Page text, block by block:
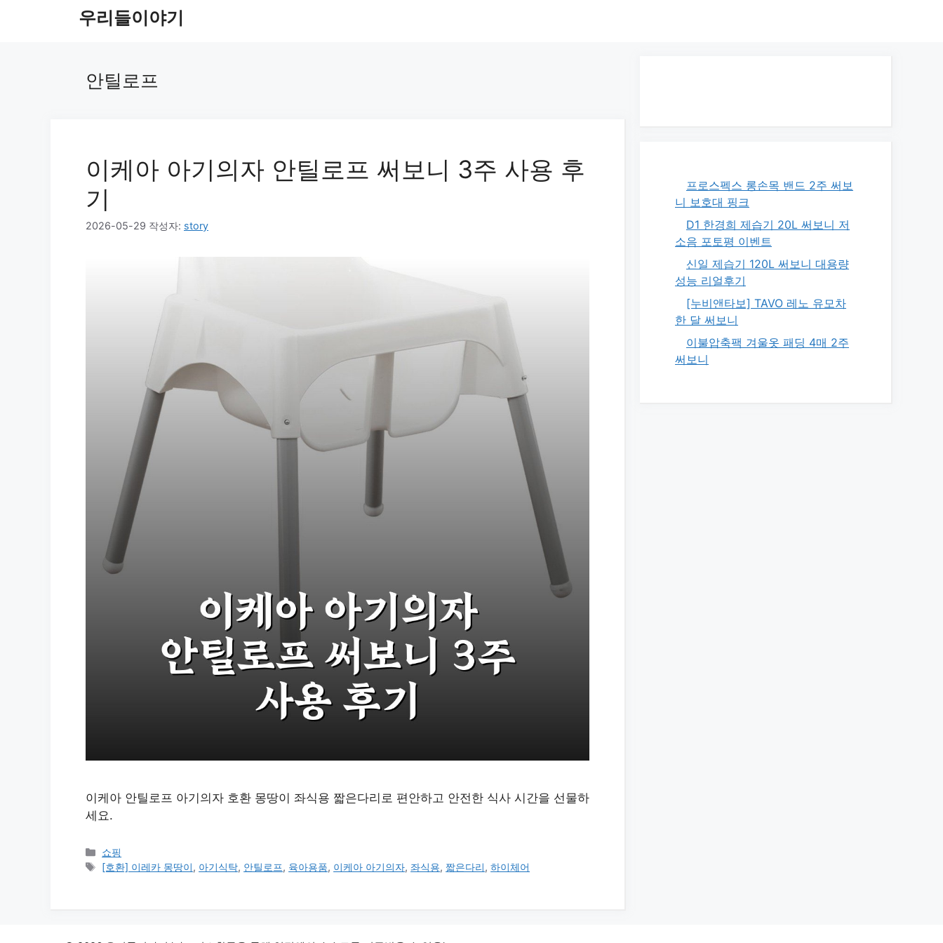
우리들이야기
안틸로프
이케아 아기의자 안틸로프 써보니 3주 사용 후
기
2026-05-29 작성자: story
이케아 안틸로프 아기의자 호환 몽땅이 좌식용 짧은다리로 편안하고 안전한 식사 시간을 선물하
세요.
카
테
쇼핑
태
[호환] 이레카 몽땅이, 아기식탁, 안틸로프, 육아용품, 이케아 아기의자,좌식용, 짧은다리,하이체어
프로스펙스 롱손목 밴드 2주 써보
니 보호대 핑크
D1 한경희 제습기 20L 써보니 저
소음 포토평 이벤트
신일 제습기 120L 써보니 대용량
성능 리얼후기
[누비앤타보] TAVO 레노 유모차
한 달 써보니
이불압축팩 겨울옷 패딩 4매 2주
써보니